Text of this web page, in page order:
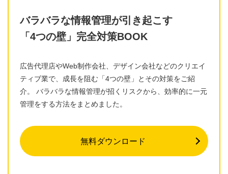
バラバラな情報管理が引き起こす
「4つの壁」完全対策BOOK
広告代理店やWeb制作会社、デザイン会社などのクリエイ
ティブ業で、成長を阻む「4つの壁」とその対策をご紹
介。 バラバラな情報管理が招くリスクから、効率的に一元
管理をする方法をまとめました。
無料ダウンロード